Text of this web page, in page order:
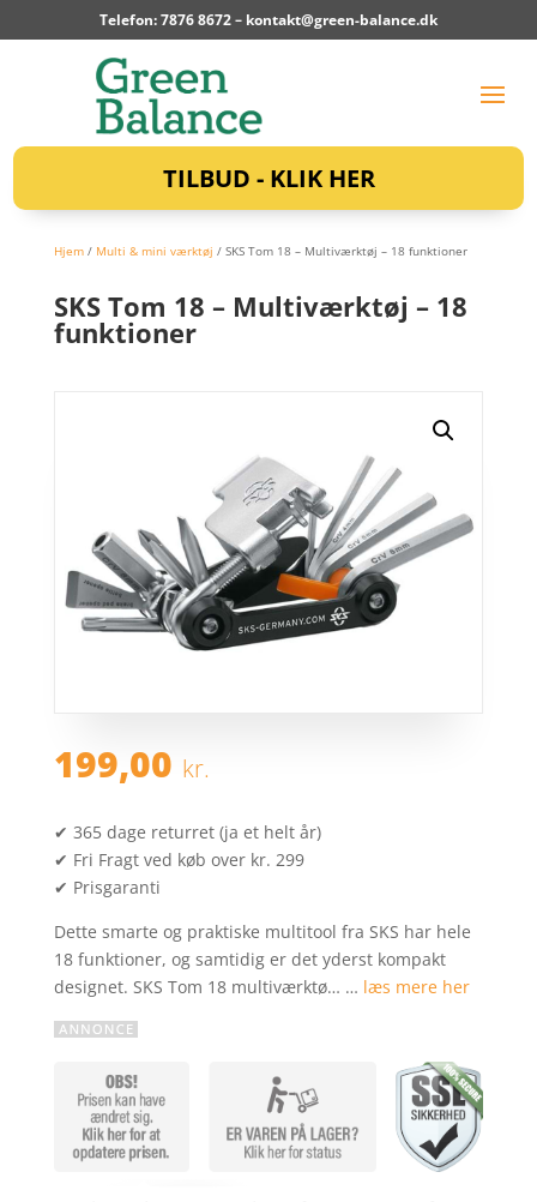
Telefon: 7876 8672 – kontakt@green-balance.dk
TILBUD - KLIK HER
Hjem/ Multi & mini værktøj / SKS Tom 18 – Multiværktøj – 18 funktioner
SKS Tom 18 – Multiværktøj – 18
funktioner
199,00 kr.
✔ 365 dage returret (ja et helt år)
✔ Fri Fragt ved køb over kr. 299
✔ Prisgaranti
Dette smarte og praktiske multitool fra SKS har hele
18 funktioner, og samtidig er det yderst kompakt
designet. SKS Tom 18 multiværktø… … læs mere her